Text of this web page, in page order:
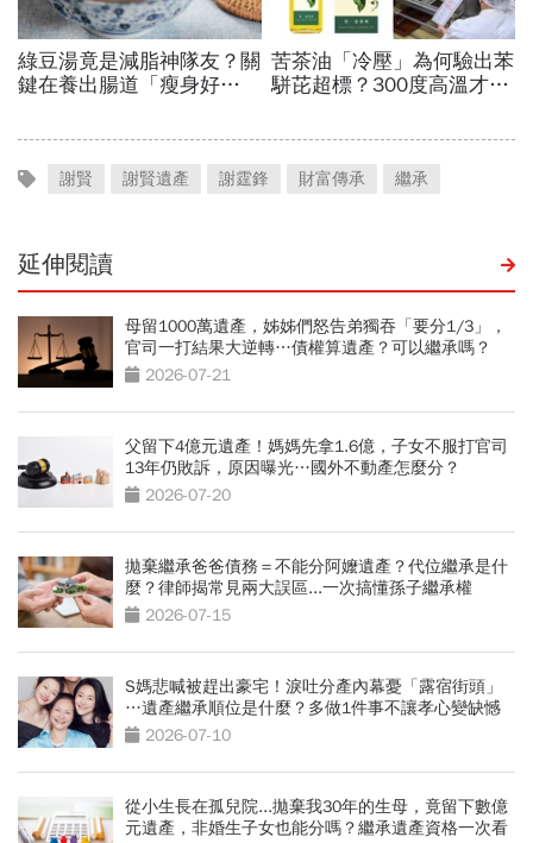
謝賢 謝賢遺產 謝霆鋒 財富傳承 繼承
延伸閱讀
母留1000萬遺產，姊姊們怒告弟獨吞「要分1/3」，
官司一打結果大逆轉…債權算遺產？可以繼承嗎？
2026-07-21
父留下4億元遺產！媽媽先拿1.6億，子女不服打官司
13年仍敗訴，原因曝光…國外不動產怎麼分？
2026-07-20
拋棄繼承爸爸債務＝不能分阿嬤遺產？代位繼承是什
麼？律師揭常見兩大誤區...一次搞懂孫子繼承權
2026-07-15
S媽悲喊被趕出豪宅！淚吐分產內幕憂「露宿街頭」
…遺產繼承順位是什麼？多做1件事不讓孝心變缺憾
2026-07-10
從小生長在孤兒院...拋棄我30年的生母，竟留下數億
元遺產，非婚生子女也能分嗎？繼承遺產資格一次看